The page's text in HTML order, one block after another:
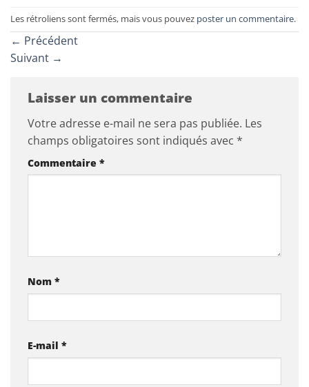
Les rétroliens sont fermés, mais vous pouvez poster un commentaire.
← Précédent
Suivant →
Laisser un commentaire
Votre adresse e-mail ne sera pas publiée. Les
champs obligatoires sont indiqués avec *
Commentaire *
Nom *
E-mail *